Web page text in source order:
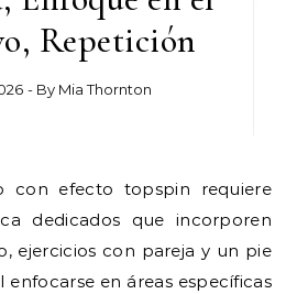
Repetición
- By Mia Thornton
dedicados que incorporen
ejercicios con pareja y un pie
enfocarse en áreas específicas